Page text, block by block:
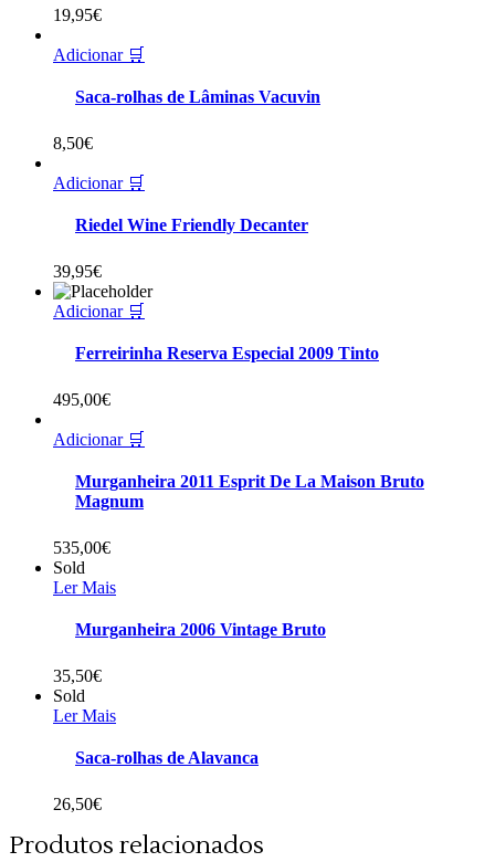
19,95€
Adicionar 🛒
Saca-rolhas de Lâminas Vacuvin
8,50€
Adicionar 🛒
Riedel Wine Friendly Decanter
39,95€
Adicionar 🛒
Ferreirinha Reserva Especial 2009 Tinto
495,00€
Adicionar 🛒
Murganheira 2011 Esprit De La Maison Bruto
Magnum
535,00€
Sold
Ler Mais
Murganheira 2006 Vintage Bruto
35,50€
Sold
Ler Mais
Saca-rolhas de Alavanca
26,50€
Produtos relacionados